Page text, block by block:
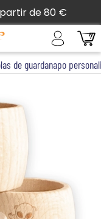
de 80 €
de guardanapo